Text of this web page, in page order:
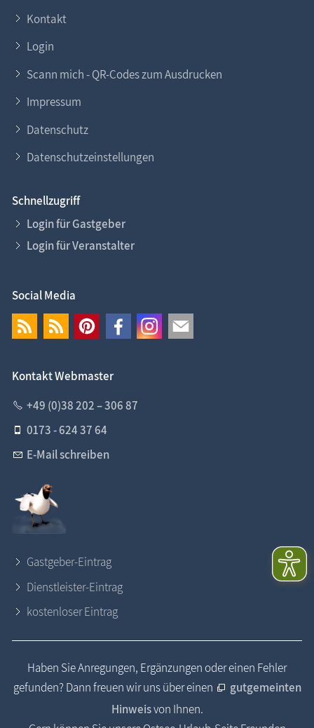
Kontakt
Login
Scann mich - QR-Codes zum Ausdrucken
Impressum
Datenschutz
Datenschutzeinstellungen
Schnellzugriff
Login für Gastgeber
Login für Veranstalter
Social Media
Kontakt Webmaster
+49 (0)38 202 – 306 87
0173 - 624 37 64
E-Mail schreiben
Gastgeber-Eintrag
Dienstleister-Eintrag
kostenloser Eintrag
Haben Sie Anregungen, Ergänzungen oder einen Fehler
gefunden? Dann freuen wir uns über einen
gutgemeinten
Hinweisvon Ihnen.